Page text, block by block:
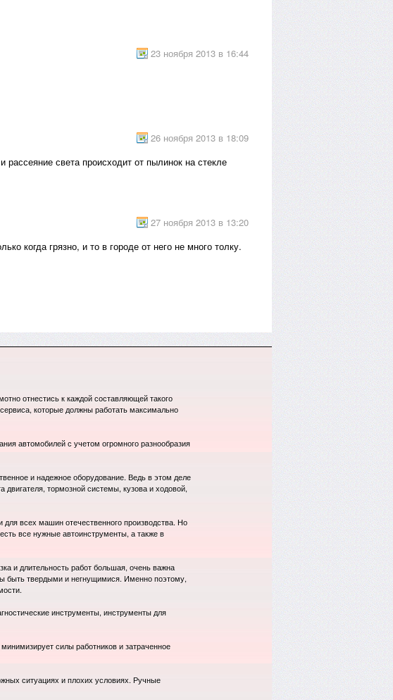
23 ноября 2013 в 16:44
26 ноября 2013 в 18:09
света происходит от пылинок на стекле
27 ноября 2013 в 13:20
когда грязно, и то в городе от него не много толку.
отнестись к каждой составляющей такого
которые должны работать максимально
автомобилей с учетом огромного разнообразия
и надежное оборудование. Ведь в этом деле
тормозной системы, кузова и ходовой,
всех машин отечественного производства. Но
все нужные автоинструменты, а также в
и длительность работ большая, очень важна
быть твердыми и негнущимися. Именно поэтому,
инструменты, инструменты для
силы работников и затраченное
ситуациях и плохих условиях. Ручные